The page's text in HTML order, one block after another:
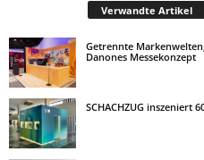
Verwandte Artikel
Getrennte
Danones Messekonzept
SCHACHZUG inszeniert